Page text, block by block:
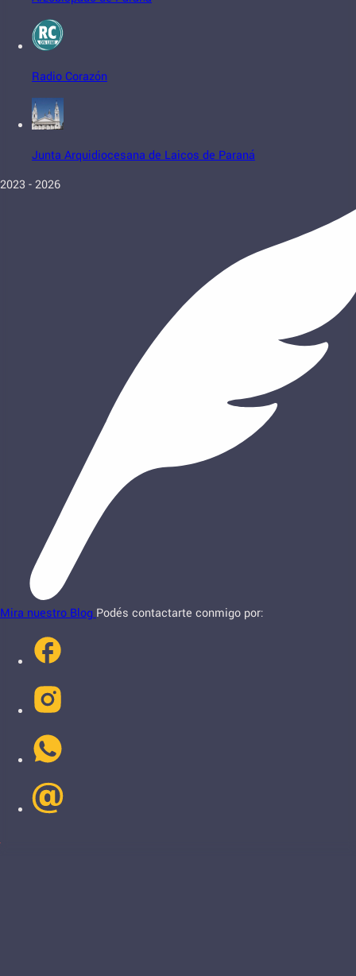
Radio Corazón
Junta Arquidiocesana de Laicos de Paraná
2023 - 2026
Mira nuestro Blog Podés contactarte conmigo por: